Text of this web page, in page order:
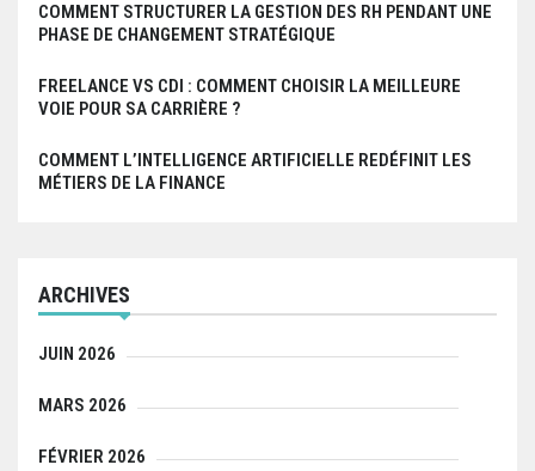
COMMENT STRUCTURER LA GESTION DES RH PENDANT UNE
PHASE DE CHANGEMENT STRATÉGIQUE
FREELANCE VS CDI : COMMENT CHOISIR LA MEILLEURE
VOIE POUR SA CARRIÈRE ?
COMMENT L’INTELLIGENCE ARTIFICIELLE REDÉFINIT LES
MÉTIERS DE LA FINANCE
ARCHIVES
JUIN 2026
MARS 2026
FÉVRIER 2026